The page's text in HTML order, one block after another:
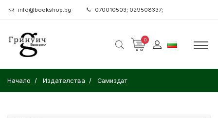
info@bookshop.bg 070010503; 029508337;
0
Начало Издателства Самиздат